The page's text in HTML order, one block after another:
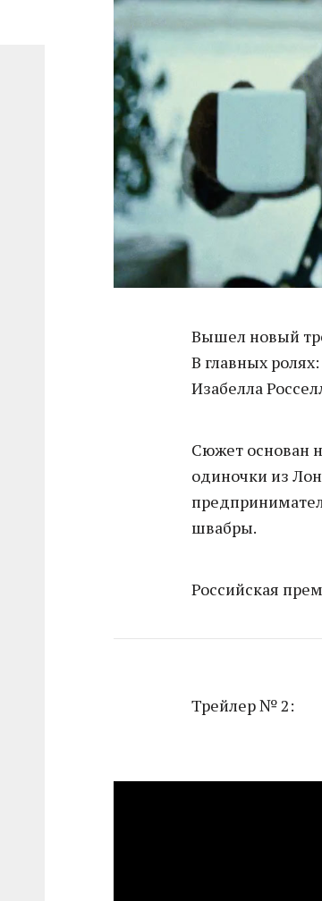
Вышел новый
В главных
Изабелла
Сюжет основан
одиночки из
швабры.
Российская
Трейлер № 2: